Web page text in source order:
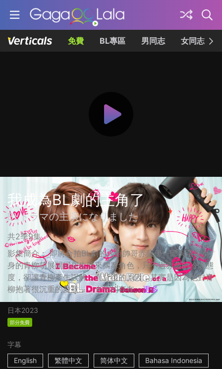
免費 BL專區 男同志 女同志
我成為BL劇的主角了
BLドラマの主演になりました
共2季9集
影集簡介： 即將合拍BL劇的人氣帥哥赤藤優一郎與童星出
身的青柳萌展開同居生活來揣摩角色，只不過赤藤的冷淡態
度，卻讓青柳產生誤解，而背後的原因，其實是因為他對青
柳抱著很沉重的愛意…… ☆你的存在... 更多
日本2023
部分免費
字幕
English
繁體中文 简体中文 Bahasa Indonesia